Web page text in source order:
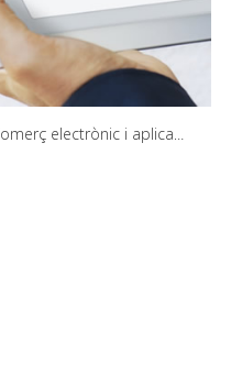
electrònic i aplicació web